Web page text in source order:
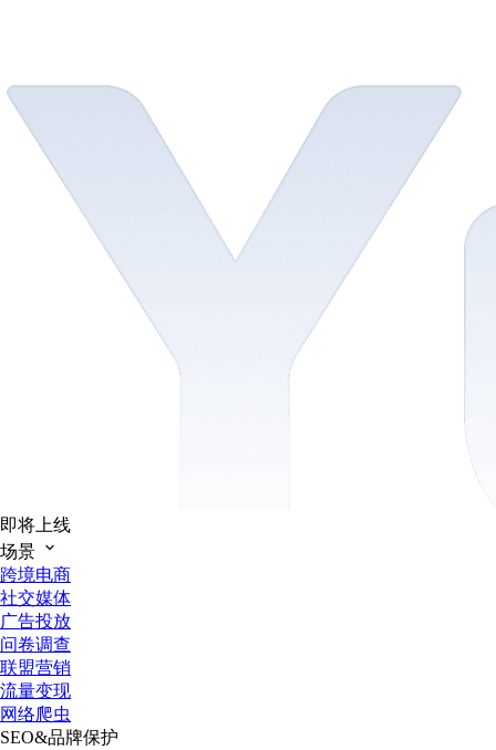
即将上线
场景
跨境电商
社交媒体
广告投放
问卷调查
联盟营销
流量变现
网络爬虫
SEO&品牌保护